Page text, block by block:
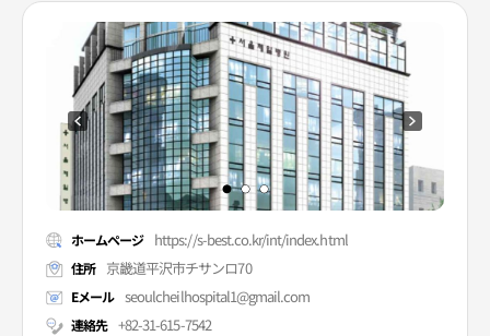
ホームページ https://s-best.co.kr/int/index.html
住所 京畿道平沢市チサンロ70
Eメール seoulcheilhospital1@gmail.com
連絡先 +82-31-615-7542